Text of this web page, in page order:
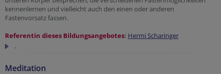
kennenlernen und vielleicht auch den einen oder anderen
Fastenvorsatz fassen.
Referentin dieses Bildungsangebotes: Hermi Scharinger
.
Meditation